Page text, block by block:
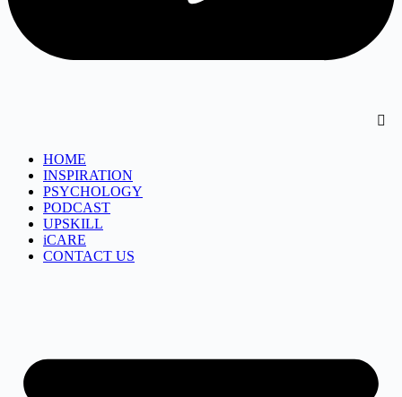
HOME
INSPIRATION
PSYCHOLOGY
PODCAST
UPSKILL
iCARE
CONTACT US